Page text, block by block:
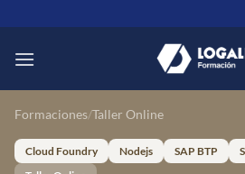
al
contenido
Formaciones/Taller Online
Cloud Foundry Nodejs SAP BTP